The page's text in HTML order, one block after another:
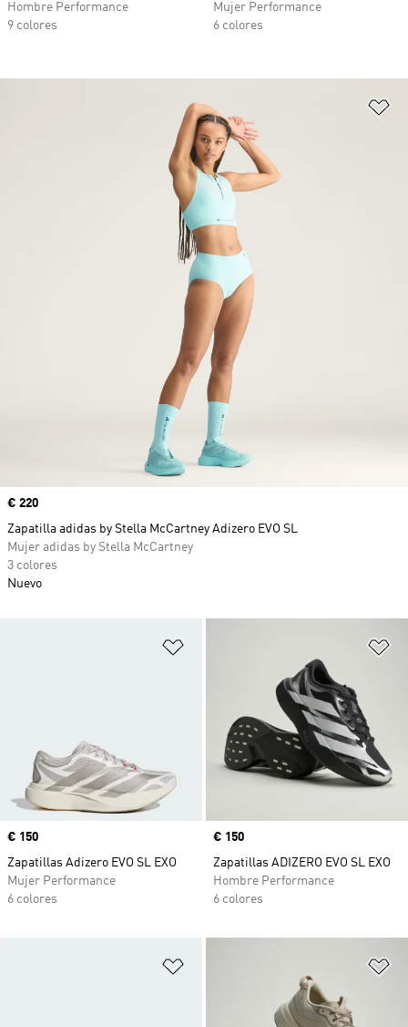
Hombre Performance
9 colores
Mujer Performance
6 colores
Precio
€ 150
Zapatillas Adizero EVO SL EXO
Mujer Performance
6 colores
Precio
€ 150
Zapatillas ADIZERO EVO SL EXO
Hombre Performance
6 colores
Precio
€ 220
Zapatilla adidas by Stella McCartney Adizero EVO SL
Mujer adidas by Stella McCartney
3 colores
Nuevo